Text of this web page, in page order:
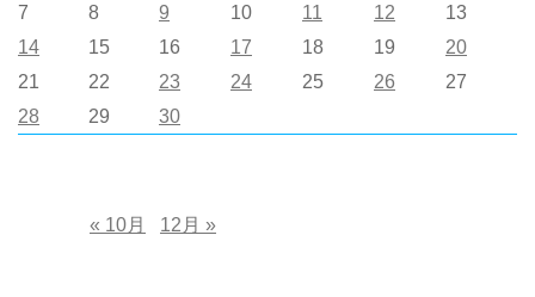
7
8 9 10 11 12
13
14
15 16 17 18 19
20
21
22 23 24 25 26
27
28
29 30
« 10月 12月 »